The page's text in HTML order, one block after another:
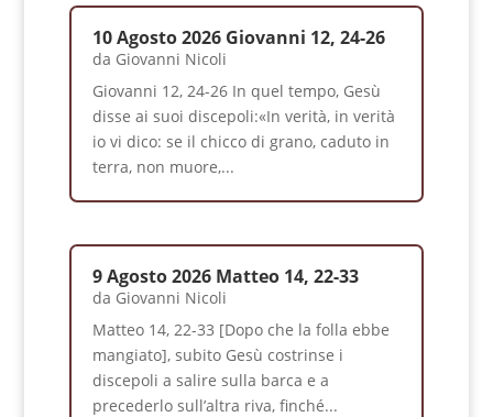
10 Agosto 2026 Giovanni 12, 24-26
da Giovanni Nicoli
Giovanni 12, 24-26 In quel tempo, Gesù
disse ai suoi discepoli:«In verità, in verità
io vi dico: se il chicco di grano, caduto in
terra, non muore,...
9 Agosto 2026 Matteo 14, 22-33
da Giovanni Nicoli
Matteo 14, 22-33 [Dopo che la folla ebbe
mangiato], subito Gesù costrinse i
discepoli a salire sulla barca e a
precederlo sull’altra riva, finché...